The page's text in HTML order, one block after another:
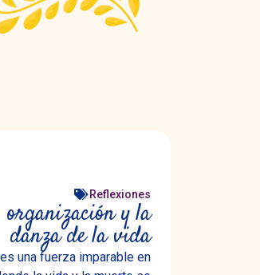
Reflexiones
y la
danza de la vida
una fuerza imparable en